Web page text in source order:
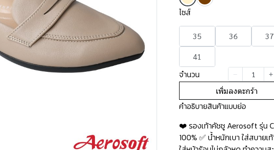
ไซส์
35 36 37
41
จำนวน
เพิ่มลงตะกร้า
คำอธิบายสินค้าแบบย่อ
❤️ รองเท้าคัชชู Aerosoft รุ่น
100% ✅ น้ำหนักเบา ใส่สบาย